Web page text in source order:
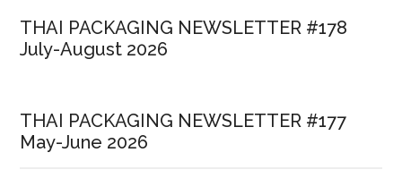
THAI PACKAGING NEWSLETTER #178
July-August 2026
THAI PACKAGING NEWSLETTER #177
May-June 2026